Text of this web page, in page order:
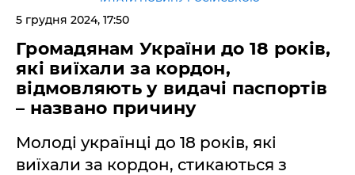
5 грудня 2024, 17:50
Громадянам України до 18 років,
які виїхали за кордон,
відмовляють у видачі паспортів
– названо причину
Молоді українці до 18 років, які
виїхали за кордон, стикаються з